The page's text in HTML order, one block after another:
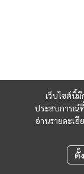
เว็บไซต์นี้
ประสบการณ์ที่
อ่านรายละเอี
ตั้